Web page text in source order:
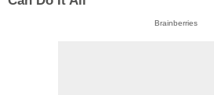
Brainberries